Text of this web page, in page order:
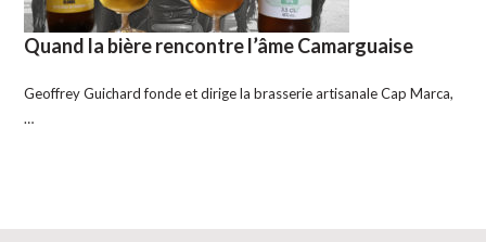
Quand la bière rencontre l’âme Camarguaise
Geoffrey Guichard fonde et dirige la brasserie artisanale Cap Marca,
…